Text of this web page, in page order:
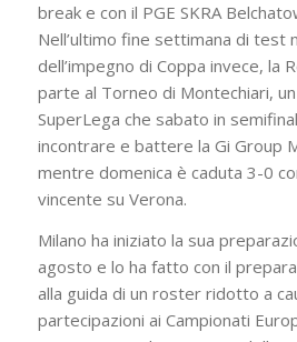
break e con il PGE SKRA
Nell’ultimo fine settimana di test
dell’impegno di Coppa invece, la
parte al Torneo di Montechiari,
SuperLega che sabato in
incontrare e battere la Gi Group
mentre domenica è caduta 3-0
vincente su Verona.
Milano ha iniziato la sua
agosto e lo ha fatto con il
alla guida di un roster ridotto a
partecipazioni ai Campionati